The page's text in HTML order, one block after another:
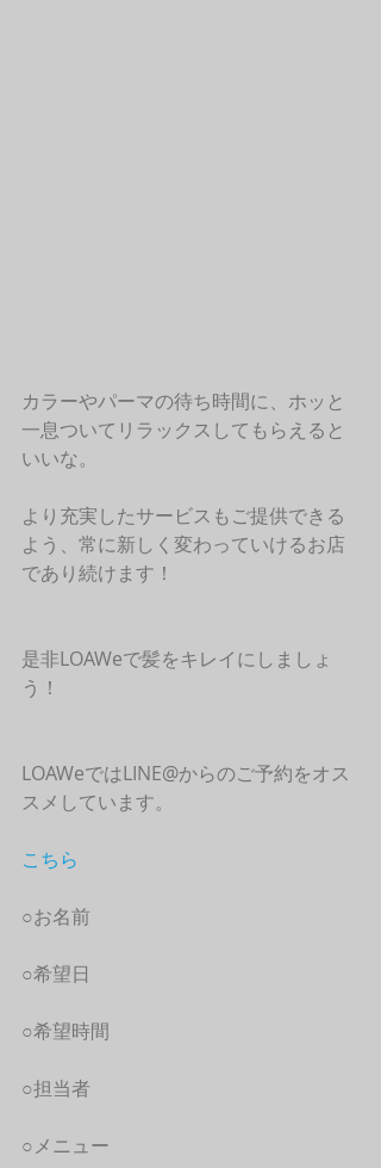
カラーやパーマの待ち時間に、ホッと
一息ついてリラックスしてもらえると
いいな。
より充実したサービスもご提供できる
よう、常に新しく変わっていけるお店
であり続けます！
是非LOAWeで髪をキレイにしましょ
う！
LOAWeではLINE@からのご予約をオス
スメしています。
こちら
○お名前
○希望日
○希望時間
○担当者
○メニュー